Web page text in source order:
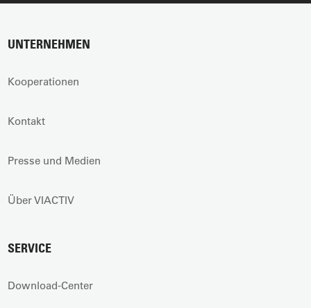
UNTERNEHMEN
Kooperationen
Kontakt
Presse und Medien
Über VIACTIV
SERVICE
Download-Center